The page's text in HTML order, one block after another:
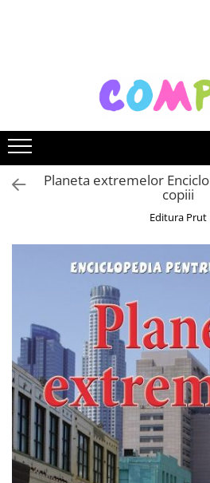
Noutăți Librăria Compas
Souvenir România
Rechizite școlare
Instrumente de scris
Stilouri școlare
Creioane mecanice
Creioane colorate
Creioane cerate
Carioci
Radiere
Ascutițori
Corectoare și lipici
Mine și rezerve
Cretă școlară și creativă
Accesorii școlare
Planeta extremelor
copiii
Editura Prut